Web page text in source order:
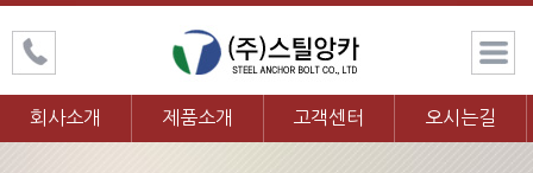
회사소개 제품소개 고객센터 오시는길